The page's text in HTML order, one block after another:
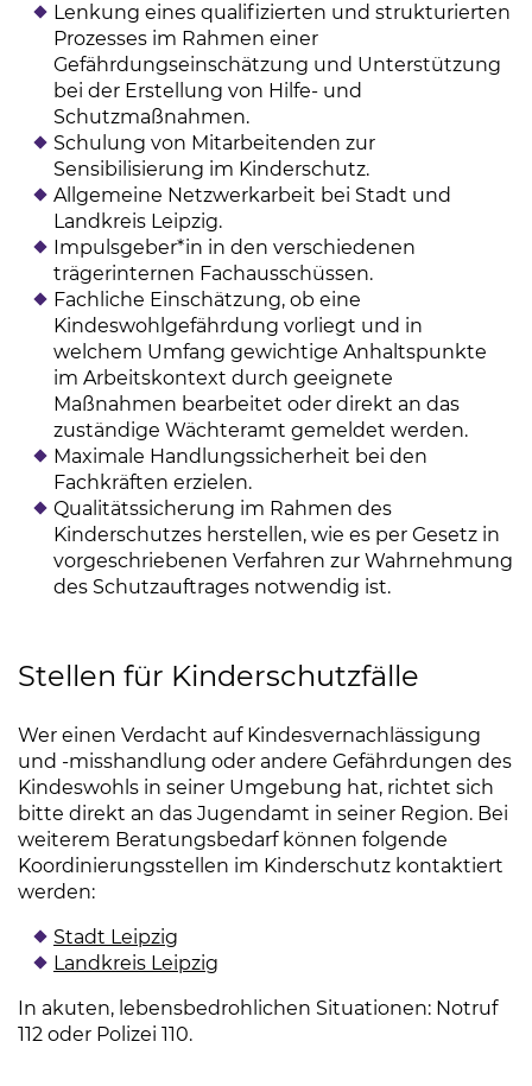
Lenkung eines qualifizierten und strukturierten
Prozesses im Rahmen einer
Gefährdungseinschätzung und Unterstützung
bei der Erstellung von Hilfe- und
Schutzmaßnahmen.
Schulung von Mitarbeitenden zur
Sensibilisierung im Kinderschutz.
Allgemeine Netzwerkarbeit bei Stadt und
Landkreis Leipzig.
Impulsgeber*in in den verschiedenen
trägerinternen Fachausschüssen.
Fachliche Einschätzung, ob eine
Kindeswohlgefährdung vorliegt und in
welchem Umfang gewichtige Anhaltspunkte
im Arbeitskontext durch geeignete
Maßnahmen bearbeitet oder direkt an das
zuständige Wächteramt gemeldet werden.
Maximale Handlungssicherheit bei den
Fachkräften erzielen.
Qualitätssicherung im Rahmen des
Kinderschutzes herstellen, wie es per Gesetz in
vorgeschriebenen Verfahren zur Wahrnehmung
des Schutzauftrages notwendig ist.
Stellen für Kinderschutzfälle
Wer einen Verdacht auf Kindesvernachlässigung
und -misshandlung oder andere Gefährdungen des
Kindeswohls in seiner Umgebung hat, richtet sich
bitte direkt an das Jugendamt in seiner Region. Bei
weiterem Beratungsbedarf können folgende
Koordinierungsstellen im Kinderschutz kontaktiert
werden:
Stadt Leipzig
Landkreis Leipzig
In akuten, lebensbedrohlichen Situationen: Notruf
112 oder Polizei 110.